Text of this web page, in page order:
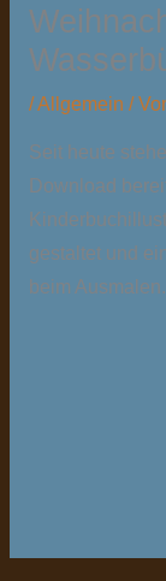
/Allgemein /
Seit heute
Download
gestaltet und
beim Ausmalen.